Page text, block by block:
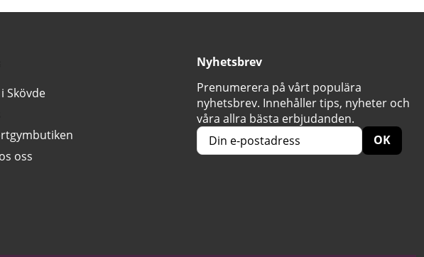
Skövde
oss
Nyhetsbrev
Prenumerera på vårt populära
nyhetsbrev. Innehåller tips, nyheter och
våra allra bästa erbjudanden.
OK